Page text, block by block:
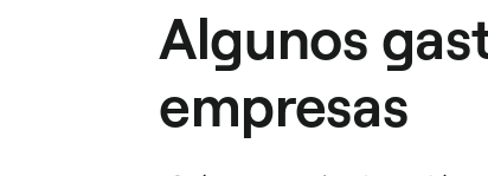
Algunos
empresas